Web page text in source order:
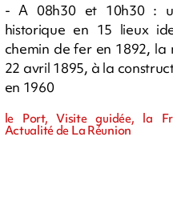
- A 08h30 et 10h30 :
historique en 15 lieux
chemin de fer en 1892, la
22 avril 1895, à la
en 1960
le Port, Visite guidée, la
Actualité de La Réunion